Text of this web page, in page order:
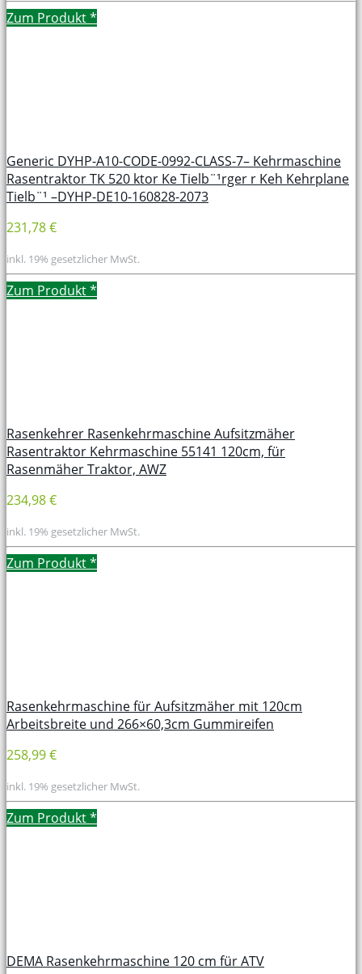
Zum Produkt*
Generic DYHP-A10-CODE-0992-CLASS-7– Kehrmaschine
Rasentraktor TK 520 ktor Ke Tielb¨¹rger r Keh Kehrplane
Tielb¨¹ –DYHP-DE10-160828-2073
231,78 €
inkl. 19% gesetzlicher MwSt.
Zum Produkt*
Rasenkehrer Rasenkehrmaschine Aufsitzmäher
Rasentraktor Kehrmaschine 55141 120cm, für
Rasenmäher Traktor, AWZ
234,98 €
inkl. 19% gesetzlicher MwSt.
Zum Produkt*
Rasenkehrmaschine für Aufsitzmäher mit 120cm
Arbeitsbreite und 266×60,3cm Gummireifen
258,99 €
inkl. 19% gesetzlicher MwSt.
Zum Produkt*
DEMA Rasenkehrmaschine 120 cm für ATV